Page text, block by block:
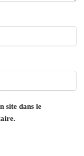
site dans le